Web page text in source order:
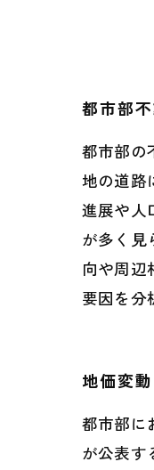
都市部
都市部の
地の道路
進展や人
が多く見
向や周辺
要因を分
地価変
都市部に
が公表す